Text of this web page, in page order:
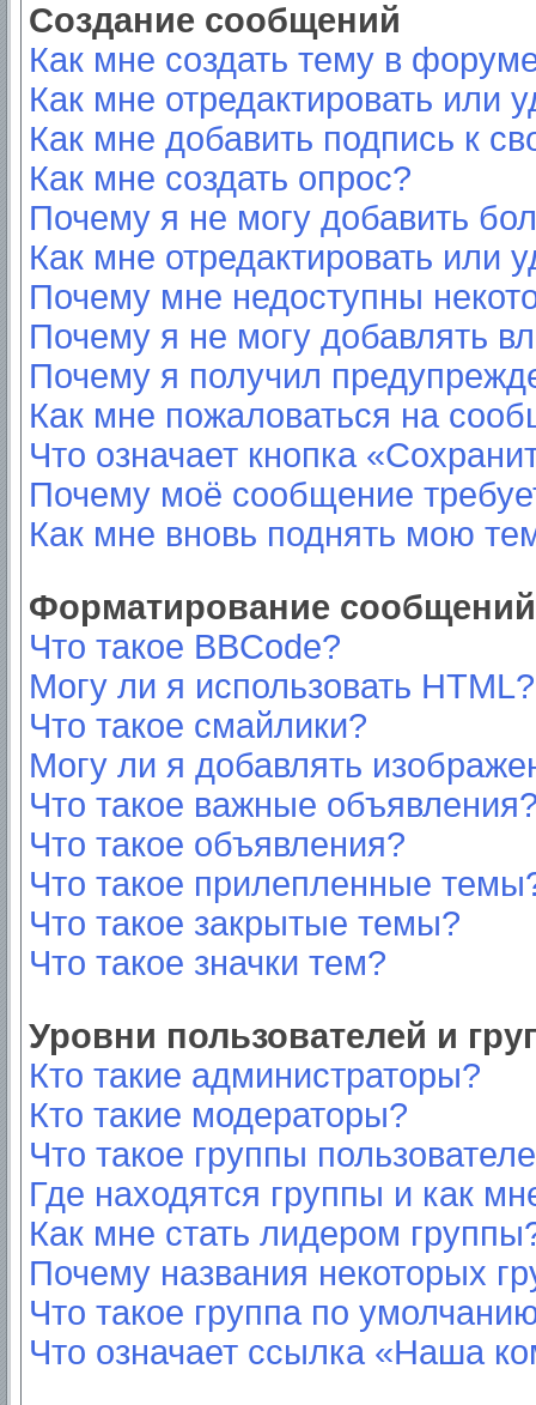
Создание сообщений
Как мне создать тему в
Как мне отредактировать или
Как мне добавить подпись к
Как мне создать опрос?
Почему я не могу добавить
Как мне отредактировать или
Почему мне недоступны
Почему я не могу добавлять
Почему я получил
Как мне пожаловаться на
Что означает кнопка
Почему моё сообщение
Как мне вновь поднять мою
Форматирование
Что такое BBCode?
Могу ли я использовать HTML?
Что такое смайлики?
Могу ли я добавлять
Что такое важные
Что такое объявления?
Что такое прилепленные
Что такое закрытые темы?
Что такое значки тем?
Уровни пользователей и
Кто такие администраторы?
Кто такие модераторы?
Что такое группы
Где находятся группы и как
Как мне стать лидером
Почему названия некоторых
Что такое группа по
Что означает ссылка «Наша